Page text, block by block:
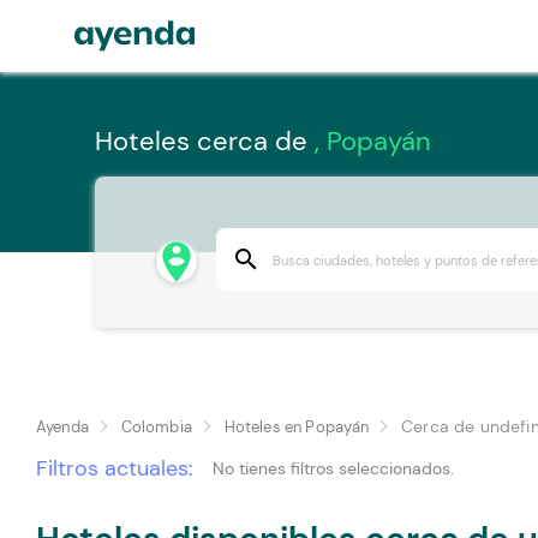
Hoteles cerca de , Popayán
person_pin_circle search
Ayenda Colombia Hoteles en Popayán Cerca de
Filtros actuales: No tienes filtros seleccionados.